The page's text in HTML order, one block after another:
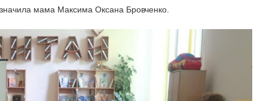
мама Максима Оксана Бровченко.